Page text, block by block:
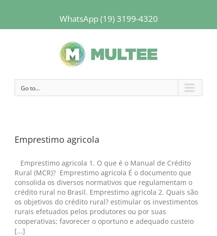
WhatsApp (19) 3199-4320
Go to...
Emprestimo agricola
Emprestimo agricola 1. O que é o Manual de Crédito
Rural (MCR)? Emprestimo agricola É o documento que
consolida os diversos normativos que regulamentam o
crédito rural no Brasil. Emprestimo agricola 2. Quais são
os objetivos do crédito rural? estimular os investimentos
rurais efetuados pelos produtores ou por suas
cooperativas; favorecer o oportuno e adequado custeio
[...]